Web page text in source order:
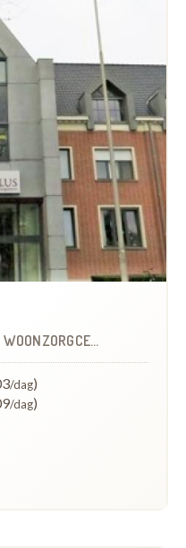
WOONZORGCENTRUM (WZC)
/dag)
/dag)